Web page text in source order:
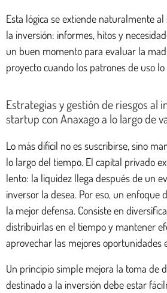
Esta lógica se extiende naturalmente
la inversión: informes, hitos y
un buen momento para evaluar la
proyecto cuando los patrones de uso
Estrategias y gestión de riesgos al
startup con Anaxago a lo largo de
Lo más difícil no es suscribirse, sino
lo largo del tiempo. El capital privado
lento: la liquidez llega después de un
inversor la desea. Por eso, un enfoque
la mejor defensa. Consiste en
distribuirlas en el tiempo y mantener
aprovechar las mejores oportunidades
Un principio simple mejora la toma de
destinado a la inversión debe estar